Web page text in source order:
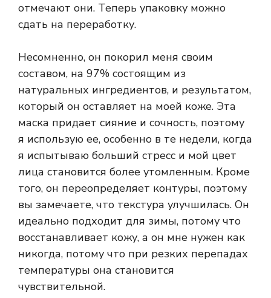
отмечают они. Теперь упаковку можно
сдать на переработку.
Несомненно, он покорил меня своим
составом, на 97% состоящим из
натуральных ингредиентов, и результатом,
который он оставляет на моей коже. Эта
маска придает сияние и сочность, поэтому
я использую ее, особенно в те недели, когда
я испытываю больший стресс и мой цвет
лица становится более утомленным. Кроме
того, он переопределяет контуры, поэтому
вы замечаете, что текстура улучшилась. Он
идеально подходит для зимы, потому что
восстанавливает кожу, а он мне нужен как
никогда, потому что при резких перепадах
температуры она становится
чувствительной.